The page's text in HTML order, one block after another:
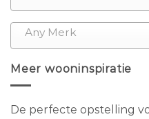
Any Merk
Meer wooninspiratie
De perfecte opstelling